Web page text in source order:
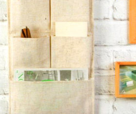
公司提供之「AFTEE先享後付」服務完成之交
提供個人資料，並將交易相關給付款項請求債
司。
請瀏覽以下網址：
得法定代理人或監護人之同意方可使用
同意申辦者引起之損失，本公司不負相關責
時，將依據個別帳號之用戶狀況，依本公司即
若仍有額度不足之情形，本公司將視審查結果
使用他人資訊註冊。若發現惡意使用之情形，
停止該用戶之使用額度並採取法律行動。
以上)免運費
含以上)免運費
含以上)免運費